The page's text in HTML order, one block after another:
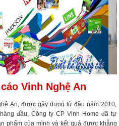
Vinh Nghệ An
An, được gây dựng từ đầu năm 2010,
đầu, Công ty CP Vinh Home đã tự
phẩm của mình và kết quả được khẳng